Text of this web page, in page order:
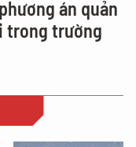
án quản
trong trường